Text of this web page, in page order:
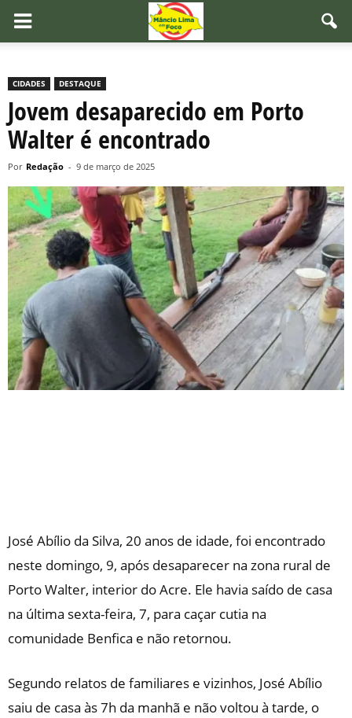
CIDADES DESTAQUE
Jovem desaparecido em Porto
Walter é encontrado
Por Redação - 9 de março de 2025
José Abílio da Silva, 20 anos de idade, foi encontrado
neste domingo, 9, após desaparecer na zona rural de
Porto Walter, interior do Acre. Ele havia saído de casa
na última sexta-feira, 7, para caçar cutia na
comunidade Benfica e não retornou.
Segundo relatos de familiares e vizinhos, José Abílio
saiu de casa às 7h da manhã e não voltou à tarde, o